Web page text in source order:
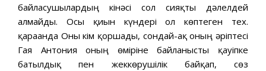
байласушылардың кінәсі сол сияқты дәлелдей
алмайды. Осы қиын күндері ол көптеген тех.
қарағанда Оны кім қоршады, сондай-ақ оның әріптесі
Гая Антония оның өміріне байланысты қауіпке
батылдық пен жеккөрушілік байқап, сөз